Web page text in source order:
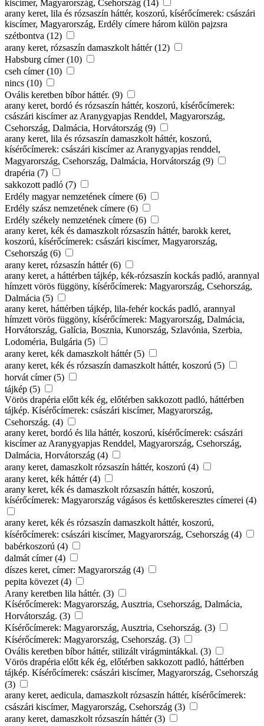
kiscímer, Magyarország, Csehország (14)
arany keret, lila és rózsaszín háttér, koszorú, kísérőcímerek: császári
kiscímer, Magyarország, Erdély címere három külön pajzsra
szétbontva (12)
arany keret, rózsaszín damaszkolt háttér (12)
Habsburg címer (10)
cseh címer (10)
nincs (10)
Ovális keretben bíbor háttér. (9)
arany keret, bordó és rózsaszín háttér, koszorú, kísérőcímerek:
császári kiscímer az Aranygyapjas Renddel, Magyarország,
Csehország, Dalmácia, Horvátország (9)
arany keret, lila és rózsaszín damaszkolt háttér, koszorú,
kísérőcímerek: császári kiscímer az Aranygyapjas renddel,
Magyarország, Csehország, Dalmácia, Horvátország (9)
drapéria (7)
sakkozott padló (7)
Erdély magyar nemzetének címere (6)
Erdély szász nemzetének címere (6)
Erdély székely nemzetének címere (6)
arany keret, kék és damaszkolt rózsaszín háttér, barokk keret,
koszorú, kísérőcímerek: császári kiscímer, Magyarország,
Csehország (6)
arany keret, rózsaszín háttér (6)
arany keret, a háttérben tájkép, kék-rózsaszín kockás padló, arannyal
hímzett vörös függöny, kísérőcímerek: Magyarország, Csehország,
Dalmácia (5)
arany keret, háttérben tájkép, lila-fehér kockás padló, arannyal
hímzett vörös függöny, kísérőcímerek: Magyarország, Dalmácia,
Horvátország, Galícia, Bosznia, Kunország, Szlavónia, Szerbia,
Lodoméria, Bulgária (5)
arany keret, kék damaszkolt háttér (5)
arany keret, kék és rózsaszín damaszkolt háttér, koszorú (5)
horvát címer (5)
tájkép (5)
Vörös drapéria előtt kék ég, előtérben sakkozott padló, háttérben
tájkép. Kísérőcímerek: császári kiscímer, Magyarország,
Csehország. (4)
arany keret, bordó és lila háttér, koszorú, kísérőcímerek: császári
kiscímer az Aranygyapjas Renddel, Magyarország, Csehország,
Dalmácia, Horvátország (4)
arany keret, damaszkolt rózsaszín háttér, koszorú (4)
arany keret, kék háttér (4)
arany keret, kék és damaszkolt rózsaszín háttér, koszorú,
kísérőcímerek: Magyarország vágásos és kettőskeresztes címerei (4)
arany keret, kék és rózsaszín damaszkolt háttér, koszorú,
kísérőcímerek: császári kiscímer, Magyarország, Csehország (4)
babérkoszorú (4)
dalmát címer (4)
díszes keret, címer: Magyarország (4)
pepita kövezet (4)
Arany keretben lila háttér. (3)
Kísérőcímerek: Magyarország, Ausztria, Csehország, Dalmácia,
Horvátország. (3)
Kísérőcímerek: Magyarország, Ausztria, Csehország. (3)
Kísérőcímerek: Magyarország, Csehország. (3)
Ovális keretben bíbor háttér, stilizált virágmintákkal. (3)
Vörös drapéria előtt kék ég, előtérben sakkozott padló, háttérben
tájkép. Kísérőcímerek: császári kiscímer, Magyarország, Csehország
(3)
arany keret, aedicula, damaszkolt rózsaszín háttér, kísérőcímerek:
császári kiscímer, Magyarország, Csehország (3)
arany keret, damaszkolt rózsaszín háttér (3)